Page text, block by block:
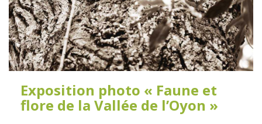
Exposition photo « Faune et
flore de la Vallée de l’Oyon »